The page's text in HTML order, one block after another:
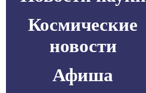
Космические
новости
Афиша